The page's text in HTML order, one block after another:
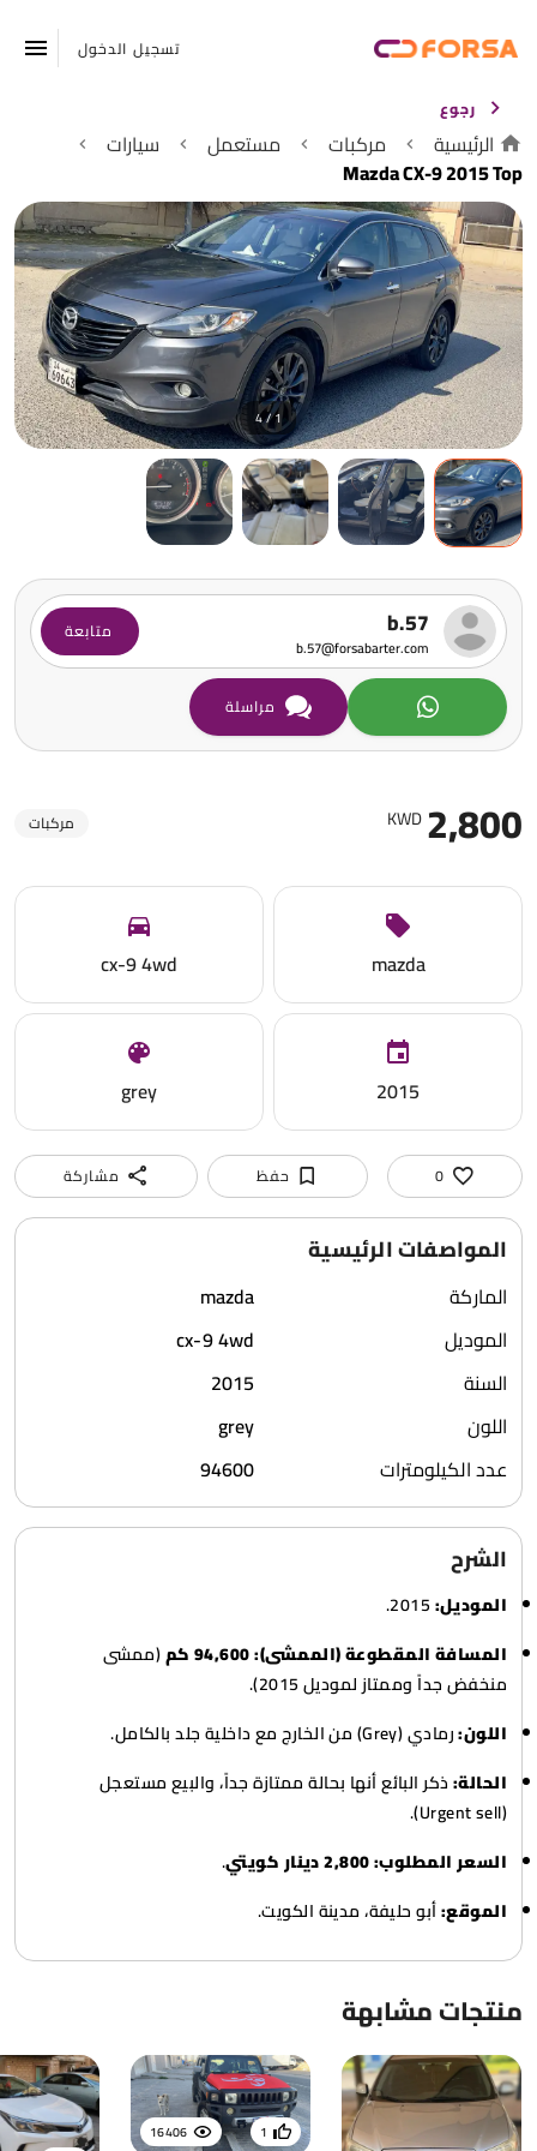
تسجيل الدخول
رجوع
الرئيسية مركبات مستعمل
سيارات
Mazda CX-9 2015 Top
2,800
KWD مركبات
mazda
cx-9 4wd
2015
grey
0 حفظ مشاركة
المواصفات الرئيسية
الماركة
mazda
الموديل
cx-9 4wd
السنة
2015
اللون
grey
عدد الكيلومترات
94600
الشرح
الموديل:
المسافة المقطوعة (الممشى):94,600 كم
(ممشى
منخفض جداً وممتاز لموديل 2015).
اللون:رمادي (Grey) من الخارج مع داخلية جلد بالكامل.
الحالة:ذكر البائع أنها بحالة ممتازة جداً، والبيع مستعجل
(Urgent sell).
السعر المطلوب:2,800 دينار كويتي
.
الموقع:أبو حليفة، مدينة الكويت.
1 / 4
b.57
b.57@forsabarter.com
متابعة
مراسلة
منتجات مشابهة
16406 1